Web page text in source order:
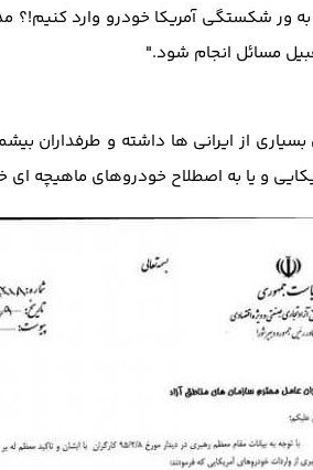
رو به ور شکستگی آمریکا خودرو وارد
مسائل انجام شود."
از ایرانی ها داشته و طرفداران
و یا به اصطلاح خودروهای ماهیچه ای